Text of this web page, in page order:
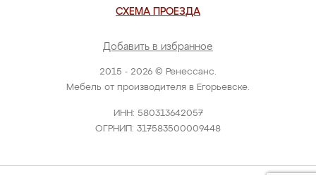
2015 - 2026 © Ренессанс.
Мебель от производителя в Егорьевске.
ИНН: 580313642057
ОГРНИП: 317583500009448
СХЕМА ПРОЕЗДА
Добавить в избранное